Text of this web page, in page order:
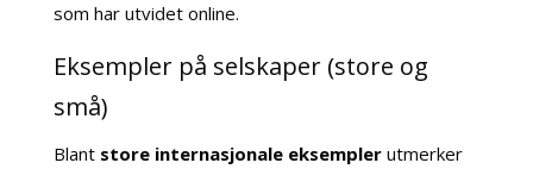
som har utvidet online.
Eksempler på selskaper (store og
små)
Blant store internasjonale eksemplerutmerker